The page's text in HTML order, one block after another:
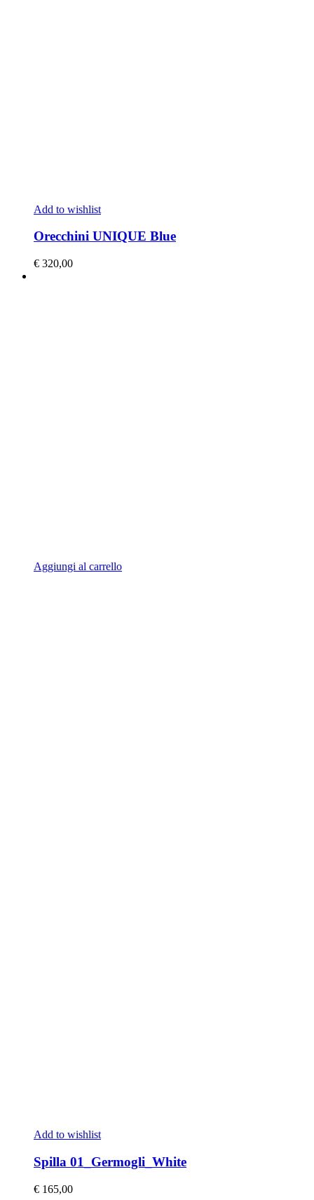
Add to wishlist
Orecchini UNIQUE Blue
€ 320,00
Aggiungi al carrello
Add to wishlist
Spilla 01_Germogli_White
€ 165,00